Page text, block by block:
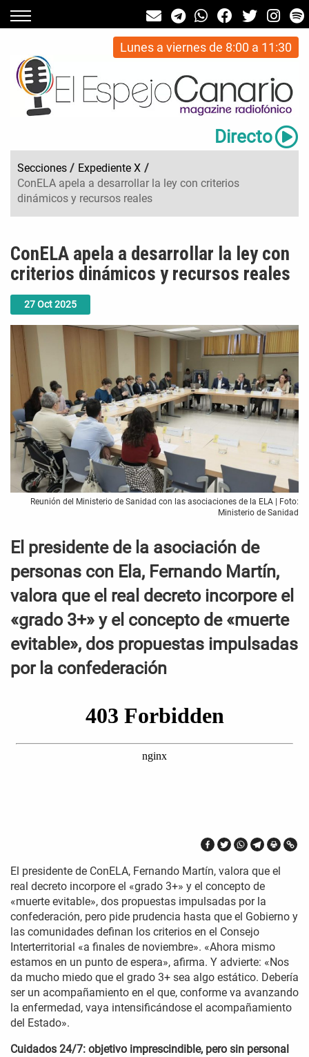
Lunes a viernes de 8:00 a 11:30
Directo
Secciones / Expediente X /
ConELA apela a desarrollar la ley con criterios
dinámicos y recursos reales
27Oct2025
ConELA apela a desarrollar la ley con
criterios dinámicos y recursos reales
Reunión del Ministerio de Sanidad con las asociaciones de la ELA | Foto:
Ministerio de Sanidad
El presidente de la asociación de
personas con Ela, Fernando Martín,
valora que el real decreto incorpore el
«grado 3+» y el concepto de «muerte
evitable», dos propuestas impulsadas
por la confederación
El presidente de ConELA, Fernando Martín, valora que el
real decreto incorpore el «grado 3+» y el concepto de
«muerte evitable», dos propuestas impulsadas por la
confederación, pero pide prudencia hasta que el Gobierno y
las comunidades definan los criterios en el Consejo
Interterritorial «a finales de noviembre». «Ahora mismo
estamos en un punto de espera», afirma. Y advierte: «Nos
da mucho miedo que el grado 3+ sea algo estático. Debería
ser un acompañamiento en el que, conforme va avanzando
la enfermedad, vaya intensificándose el acompañamiento
del Estado».
Cuidados 24/7: objetivo imprescindible, pero sin personal